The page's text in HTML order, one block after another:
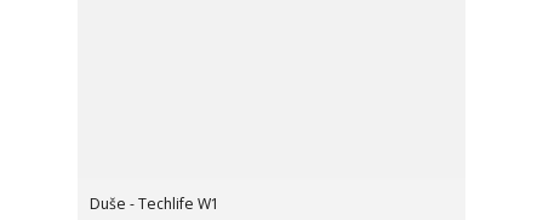
Duše - Techlife W1